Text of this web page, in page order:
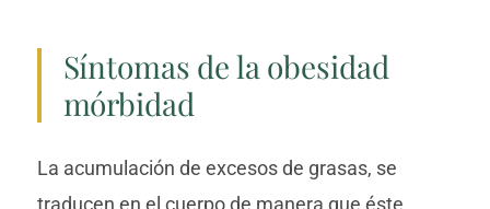
Síntomas de la obesidad
mórbidad
La acumulación de excesos de grasas, se
traducen en el cuerpo de manera que éste